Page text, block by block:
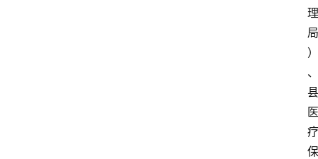
理
局
）
、
县
医
疗
保